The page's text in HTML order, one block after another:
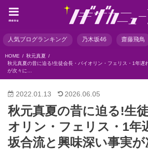
menu
人気ブログランキング 乃木坂46 齋藤飛鳥
HOME
秋元真夏
秋元真夏の昔に迫る!生徒会長・バイオリン・フェリス・1年遅
が次々に…
2022.01.13 2026.06.05
秋元真夏の昔に迫る!生
オリン・フェリス・1年
坂合流と興味深い事実